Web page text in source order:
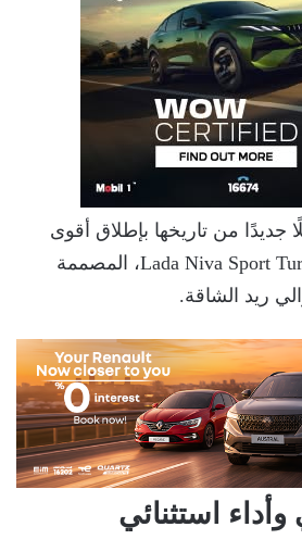
جديدًا من تاريخها بإطلاق أقوى
نسخة في تاريخها: Lada Niva Sport Turbo، المصممة
ريد الشاقة.
استثنائي